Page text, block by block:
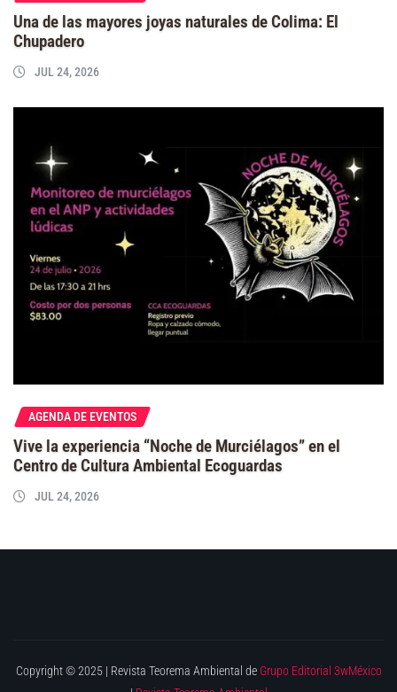
Una de las mayores joyas naturales de Colima: El
Chupadero
JUL 24, 2026
AGENDA DE EVENTOS
Vive la experiencia “Noche de Murciélagos” en el
Centro de Cultura Ambiental Ecoguardas
JUL 24, 2026
Copyright © 2025 | Revista Teorema Ambiental de Grupo Editorial 3wMéxico